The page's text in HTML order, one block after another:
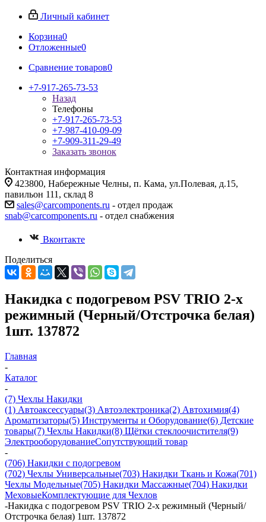
Личный кабинет
Корзина0
Отложенные0
Сравнение товаров0
+7-917-265-73-53
Назад
Телефоны
+7-917-265-73-53
+7-987-410-09-09
+7-909-311-29-49
Заказать звонок
Контактная информация
423800, Набережные Челны, п. Кама, ул.Полевая, д.15,
павильон 111, склад 8
sales@carcomponents.ru - отдел продаж
snab@carcomponents.ru - отдел снабжения
Вконтакте
Поделиться
Накидка с подогревом PSV TRIO 2-х
режимный (Черный/Отстрочка белая)
1шт. 137872
Главная
-
Каталог
-
(7) Чехлы Накидки
(1) Автоаксессуары(3) Автоэлектроника(2) Автохимия(4)
Ароматизаторы(5) Инструменты и Оборудование(6) Детские
товары(7) Чехлы Накидки(8) Щётки стеклоочистителя(9)
ЭлектрооборудованиеСопутствующий товар
-
(706) Накидки с подогревом
(702) Чехлы Универсальные(703) Накидки Ткань и Кожа(701)
Чехлы Модельные(705) Накидки Массажные(704) Накидки
МеховыеКомплектующие для Чехлов
-Накидка с подогревом PSV TRIO 2-х режимный (Черный/
Отстрочка белая) 1шт. 137872